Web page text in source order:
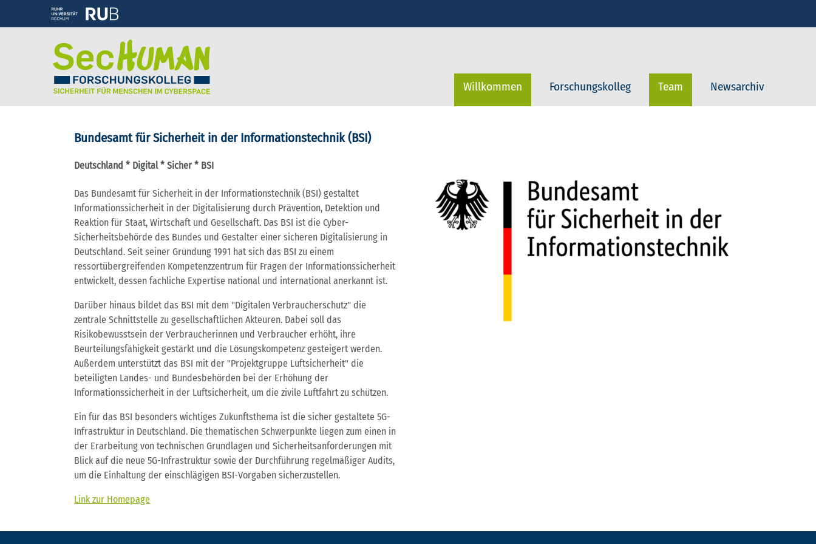
Willkommen Forschungskolleg Team Newsarchiv
Bundesamt für Sicherheit in der Informationstechnik (BSI)
Deutschland * Digital * Sicher * BSI
Das Bundesamt für Sicherheit in der Informationstechnik (BSI) gestaltet
Informationssicherheit in der Digitalisierung durch Prävention, Detektion und
Reaktion für Staat, Wirtschaft und Gesellschaft. Das BSI ist die Cyber-
Sicherheitsbehörde des Bundes und Gestalter einer sicheren Digitalisierung in
Deutschland. Seit seiner Gründung 1991 hat sich das BSI zu einem
ressortübergreifenden Kompetenzzentrum für Fragen der Informationssicherheit
entwickelt, dessen fachliche Expertise national und international anerkannt ist.
Darüber hinaus bildet das BSI mit dem "Digitalen Verbraucherschutz" die
zentrale Schnittstelle zu gesellschaftlichen Akteuren. Dabei soll das
Risikobewusstsein der Verbraucherinnen und Verbraucher erhöht, ihre
Beurteilungsfähigkeit gestärkt und die Lösungskompetenz gesteigert werden.
Außerdem unterstützt das BSI mit der "Projektgruppe Luftsicherheit" die
beteiligten Landes- und Bundesbehörden bei der Erhöhung der
Informationssicherheit in der Luftsicherheit, um die zivile Luftfahrt zu schützen.
Ein für das BSI besonders wichtiges Zukunftsthema ist die sicher gestaltete 5G-
Infrastruktur in Deutschland. Die thematischen Schwerpunkte liegen zum einen in
der Erarbeitung von technischen Grundlagen und Sicherheitsanforderungen mit
Blick auf die neue 5G-Infrastruktur sowie der Durchführung regelmäßiger Audits,
um die Einhaltung der einschlägigen BSI-Vorgaben sicherzustellen.
Link zur Homepage